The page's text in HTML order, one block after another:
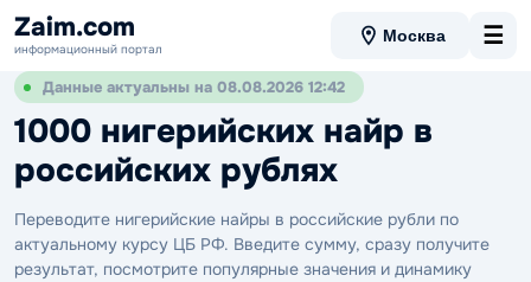
Zaim.com
информационный портал
Москва ☰
Данные актуальны на 08.08.2026 12:42
1000 нигерийских найр в
российских рублях
Переводите нигерийские найры в российские рубли по
актуальному курсу ЦБ РФ. Введите сумму, сразу получите
результат, посмотрите популярные значения и динамику